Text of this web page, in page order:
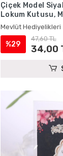
Çiçek Model
Lokum Kutusu,
Tesbih - Mevlüt
Mevlüt Hediyelikleri
%29
47,60 TL
34,00